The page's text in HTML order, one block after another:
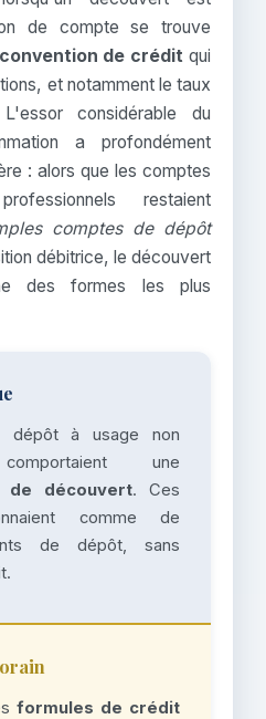
de compte se trouve
de crédit qui
et notamment le taux
considérable du
a profondément
: alors que les comptes
restaient
comptes de dépôt
débitrice, le découvert
des formes les plus
dépôt à usage non
une
de découvert. Ces
comme de
de dépôt, sans
formules de crédit